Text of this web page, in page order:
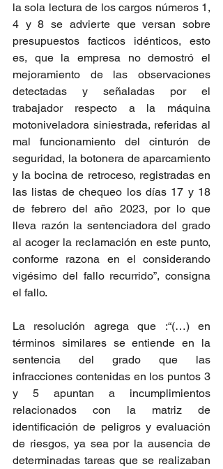
la sola lectura de los cargos números 1,
4 y 8 se advierte que versan sobre
presupuestos facticos idénticos, esto
es, que la empresa no demostró el
mejoramiento de las observaciones
detectadas y señaladas por el
trabajador respecto a la máquina
motoniveladora siniestrada, referidas al
mal funcionamiento del cinturón de
seguridad, la botonera de aparcamiento
y la bocina de retroceso, registradas en
las listas de chequeo los días 17 y 18
de febrero del año 2023, por lo que
lleva razón la sentenciadora del grado
al acoger la reclamación en este punto,
conforme razona en el considerando
vigésimo del fallo recurrido”, consigna
el fallo.
La resolución agrega que :“(…) en
términos similares se entiende en la
sentencia del grado que las
infracciones contenidas en los puntos 3
y 5 apuntan a incumplimientos
relacionados con la matriz de
identificación de peligros y evaluación
de riesgos, ya sea por la ausencia de
determinadas tareas que se realizaban